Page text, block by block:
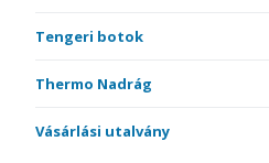
Tengeri botok
Thermo Nadrág
Vásárlási utalvány